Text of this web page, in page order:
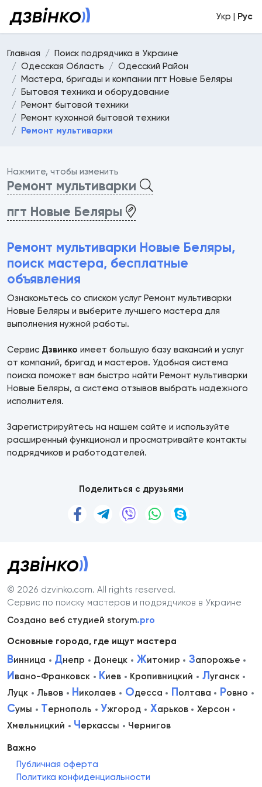
Укр | Рус
Главная
Поиск подрядчика в Украине
Одесская Область
Одесский Район
Мастера, бригады и компании пгт Новые Беляры
Бытовая техника и оборудование
Ремонт бытовой техники
Ремонт кухонной бытовой техники
Ремонт мультиварки
Нажмите, чтобы изменить
Ремонт мультиварки
пгт Новые Беляры
Ремонт мультиварки Новые Беляры,
поиск мастера, бесплатные
объявления
Ознакомьтесь со списком услуг Ремонт мультиварки
Новые Беляры и выберите лучшего мастера для
выполнения нужной работы.
Сервис Дзвинко имеет большую базу вакансий и услуг
от компаний, бригад и мастеров. Удобная система
поиска поможет вам быстро найти Ремонт мультиварки
Новые Беляры, а система отзывов выбрать надежного
исполнителя.
Зарегистрируйтесь на нашем сайте и используйте
расширенный функционал и просматривайте контакты
подрядчиков и работодателей.
Поделиться с друзьями
© 2026 dzvinko.com. All rights reserved.
Сервис по поиску мастеров и подрядчиков в Украине
Создано веб студией storym.pro
Основные города, где ищут мастера
Винница Днепр Донецк Житомир Запорожье
Ивано-Франковск Киев Кропивницкий Луганск
Луцк
Львов Николаев Одесса Полтава Ровно
Сумы Тернополь Ужгород Харьков
Херсон
Хмельницкий
Черкассы Чернигов
Важно
Публичная оферта
Политика конфиденциальности